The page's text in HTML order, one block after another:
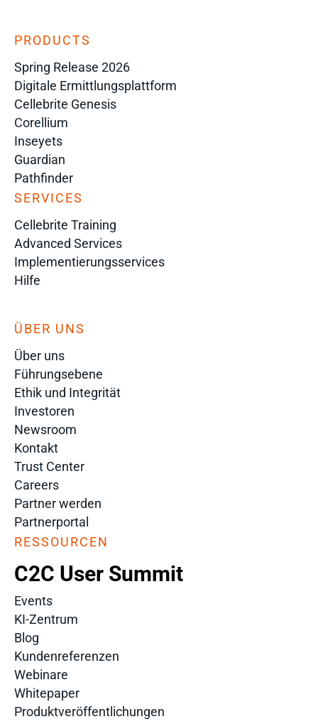
PRODUCTS
Spring Release 2026
Digitale Ermittlungsplattform
Cellebrite Genesis
Corellium
Inseyets
Guardian
Pathfinder
SERVICES
Cellebrite Training
Advanced Services
Implementierungsservices
Hilfe
ÜBER UNS
Über uns
Führungsebene
Ethik und Integrität
Investoren
Newsroom
Kontakt
Trust Center
Careers
Partner werden
Partnerportal
RESSOURCEN
C2C User Summit
Events
KI-Zentrum
Blog
Kundenreferenzen
Webinare
Whitepaper
Produktveröffentlichungen